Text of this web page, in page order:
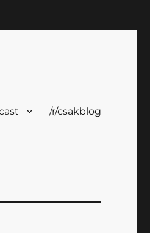
/r/csakblog